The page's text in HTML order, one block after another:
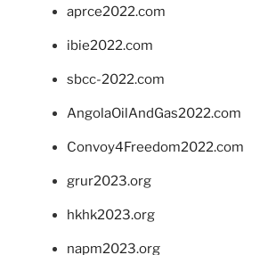
aprce2022.com
ibie2022.com
sbcc-2022.com
AngolaOilAndGas2022.com
Convoy4Freedom2022.com
grur2023.org
hkhk2023.org
napm2023.org